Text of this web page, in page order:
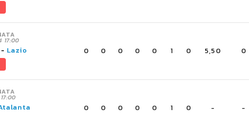
17:00
- Lazio 0 0 0 0 0 1 0 5,50 0
0 0 0 0 0 1 0 - -